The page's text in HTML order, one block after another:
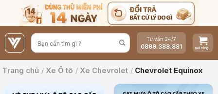
nội
dung
Tư vấn 24/7
0899.388.881
Trang chủ / Xe Ô tô / Xe Chevrolet / Chevrolet Equinox